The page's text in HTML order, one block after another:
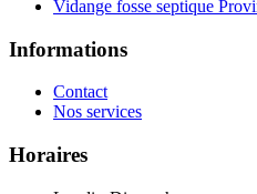
Vidange fosse septique
Informations
Contact
Nos services
Horaires